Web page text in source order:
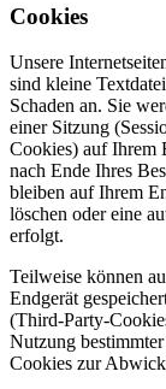
Cookies
Unsere
sind kleine
Schaden an. Sie
einer Sitzung
Cookies) auf Ihrem
nach Ende Ihres
bleiben auf Ihrem
löschen oder eine
erfolgt.
Teilweise können
Endgerät
(Third-Party-
Nutzung
Cookies zur